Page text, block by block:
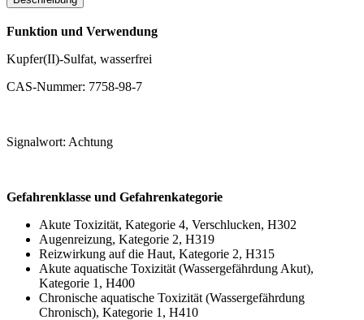
Funktion und Verwendung
Kupfer(II)-Sulfat, wasserfrei
CAS-Nummer: 7758-98-7
Signalwort: Achtung
Gefahrenklasse und Gefahrenkategorie
Akute Toxizität, Kategorie 4, Verschlucken, H302
Augenreizung, Kategorie 2, H319
Reizwirkung auf die Haut, Kategorie 2, H315
Akute aquatische Toxizität (Wassergefährdung Akut),
Kategorie 1, H400
Chronische aquatische Toxizität (Wassergefährdung
Chronisch), Kategorie 1, H410